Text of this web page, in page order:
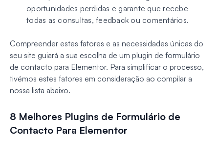
oportunidades perdidas e garante que recebe
todas as consultas, feedback ou comentários.
Compreender estes fatores e as necessidades únicas do
seu site guiará a sua escolha de um plugin de formulário
de contacto para Elementor. Para simplificar o processo,
tivémos estes fatores em consideração ao compilar a
nossa lista abaixo.
8 Melhores Plugins de Formulário de
Contacto Para Elementor